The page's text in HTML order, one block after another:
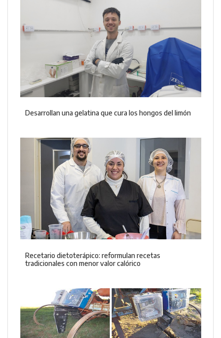
Desarrollan una gelatina que cura los hongos del limón
Recetario dietoterápico: reformulan recetas
tradicionales con menor valor calórico